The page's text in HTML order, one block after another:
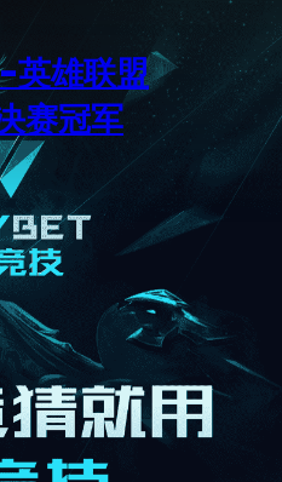
英雄联盟
赛冠军